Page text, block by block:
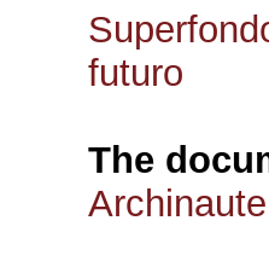
futuro
The